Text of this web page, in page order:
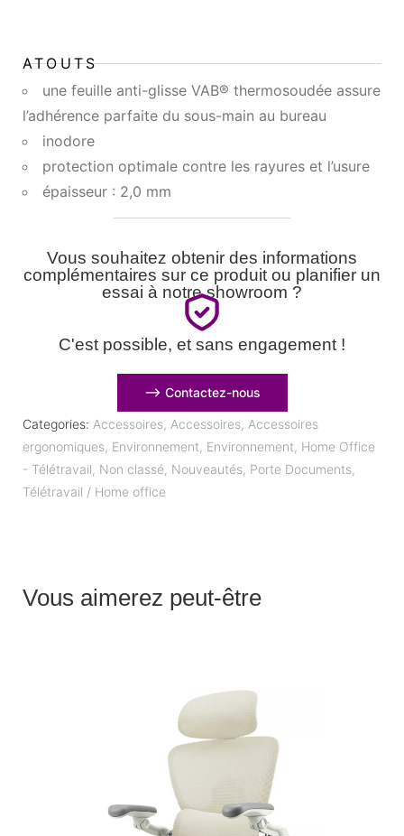
ATOUTS
une feuille anti-glisse VAB® thermosoudée assure
l’adhérence parfaite du sous-main au bureau
inodore
protection optimale contre les rayures et l’usure
épaisseur : 2,0 mm
Vous souhaitez obtenir des informations
complémentaires sur ce produit ou planifier un
essai à notre showroom ?
C'est possible, et sans engagement !
⟶ Contactez-nous
Categories: Accessoires, Accessoires, Accessoires
ergonomiques, Environnement, Environnement, Home Office
- Télétravail, Non classé, Nouveautés, Porte Documents,
Télétravail / Home office
Vous aimerez peut-être